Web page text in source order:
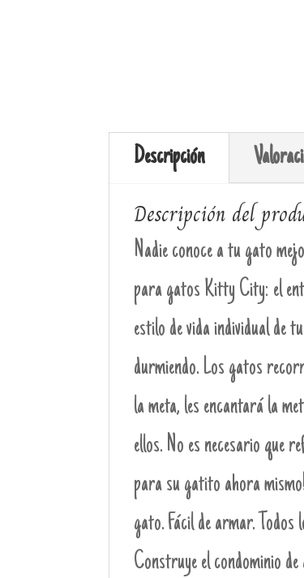
Descripción
Descripción del
Nadie conoce a tu gato
para gatos Kitty City: el
estilo de vida individual de
durmiendo. Los gatos
la meta, les encantará la
ellos. No es necesario que
para su gatito ahora
gato. Fácil de armar.
Construye el condominio